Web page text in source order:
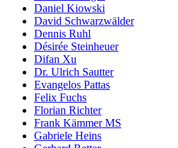
Daniel Kiowski
David Schwarzwälder
Dennis Ruhl
Désirée Steinheuer
Difan Xu
Dr. Ulrich Sautter
Evangelos Pattas
Felix Fuchs
Florian Richter
Frank Kämmer MS
Gabriele Heins